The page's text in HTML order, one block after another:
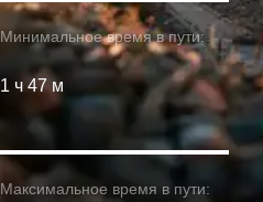
Минимальное время в пути:
1 ч 47 м
Максимальное время в пути: